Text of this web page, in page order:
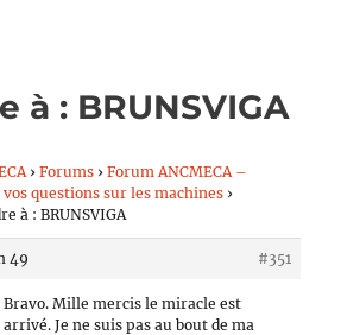
à : BRUNSVIGA
› Forums › Forum ANCMECA –
vos questions sur les machines ›
à : BRUNSVIGA
49
#351
Bravo. Mille mercis le miracle est
arrivé. Je ne suis pas au bout de ma